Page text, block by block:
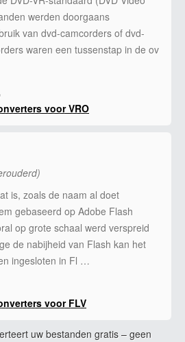
werden doorgaans
van dvd-camcorders of dvd-
waren een tussenstap in de ov
voor VRO
is, zoals de naam al doet
gebaseerd op Adobe Flash
op grote schaal werd verspreid
de nabijheid van Flash kan het
ingesloten in Fl …
voor FLV
uw bestanden gratis – geen